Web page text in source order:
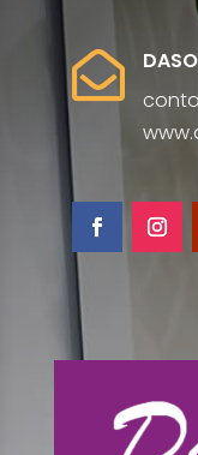
